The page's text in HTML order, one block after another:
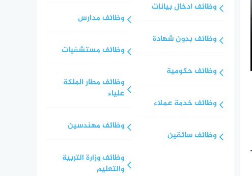
وظائف ادخال بيانات
وظائف بدون شهادة
وظائف حكومية
وظائف خدمة عملاء
وظائف سائقين
وظائف مدارس
وظائف مستشفيات
وظائف مطار الملكة
علياء
وظائف مهندسين
وظائف وزارة التربية
والتعليم